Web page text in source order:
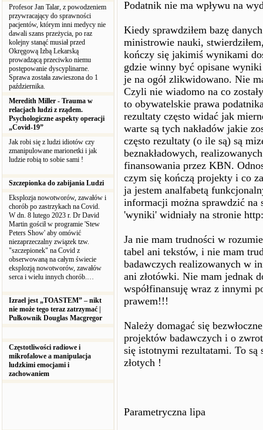
Profesor Jan Talar, z powodzeniem
przywracający do sprawności
pacjentów, którym inni medycy nie
dawali szans przeżycia, po raz
kolejny stanąć musiał przed
Okręgową Izbą Lekarską
prowadzącą przeciwko niemu
postępowanie dyscyplinarne.
Sprawa została zawieszona do 1
października.
Meredith Miller - Trauma w
relacjach ludzi z rządem.
Psychologiczne aspekty operacji
„Covid-19”
Jak robi się z ludzi idiotów czy
zmanipulowane marionetki i jak
ludzie robią to sobie sami !
Szczepionka do zabijania Ludzi
Eksplozja nowotworów, zawałów i
chorób po zastrzykach na Covid.
W dn. 8 lutego 2023 r. Dr David
Martin gościł w programie 'Stew
Peters Show' aby omówić
niezaprzeczalny związek tzw.
"szczepionek" na Covid z
obserwowaną na całym świecie
eksplozją nowotworów, zawałów
serca i wielu innych chorób.…
Izrael jest „TOASTEM” – nikt
nie może tego teraz zatrzymać |
Pułkownik Douglas Macgregor
Częstotliwości radiowe i
mikrofalowe a manipulacja
ludzkimi emocjami i
zachowaniem
Podatnik nie ma wpływu na
Kiedy sprawdziłem bazę
ministrowie nauki,
kończy się jakimiś wynikami
gdzie winny być opisane wyniki
je na ogół zlikwidowano. Nie
Czyli nie wiadomo na co
to obywatelskie prawa
rezultaty często widać jak
warte są tych nakładów jakie
często rezultaty (o ile są) są
beznakładowych,
finansowania przez KBN.
czym się kończą projekty i co
ja jestem analfabetą
informacji można sprawdzić
'wyniki' widniały na stronie
Ja nie mam trudności w
tabel ani tekstów, i nie mam
badawczych realizowanych w
ani złotówki. Nie mam jednak
współfinansuję wraz z innymi
prawem!!!
Należy domagać się
projektów badawczych i o
się istotnymi rezultatami. To
złotych !
Parametryczna lipa